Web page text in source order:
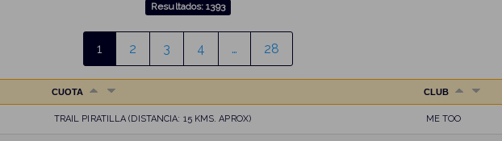
Resultados: 1393
1 2 3 4 … 28
CUOTA CLUB
TRAIL PIRATILLA (DISTANCIA: 15 KMS. APROX) ME TOO